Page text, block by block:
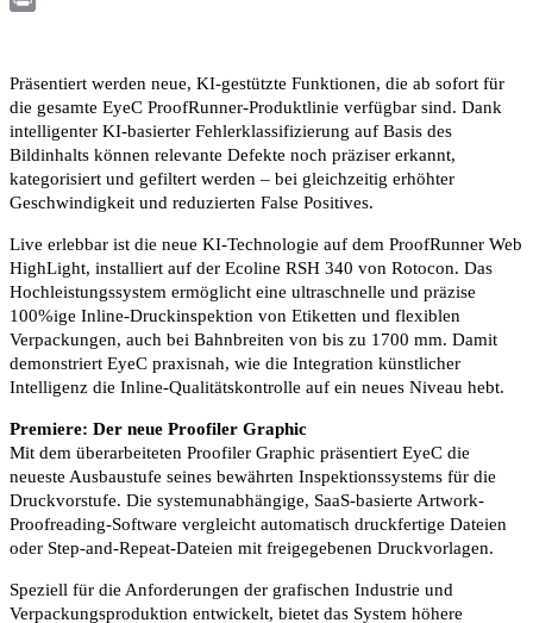
Präsentiert werden neue, KI-gestützte Funktionen, die ab sofort für
die gesamte EyeC ProofRunner-Produktlinie verfügbar sind. Dank
intelligenter KI-basierter Fehlerklassifizierung auf Basis des
Bildinhalts können relevante Defekte noch präziser erkannt,
kategorisiert und gefiltert werden – bei gleichzeitig erhöhter
Geschwindigkeit und reduzierten False Positives.
Live erlebbar ist die neue KI-Technologie auf dem ProofRunner Web
HighLight, installiert auf der Ecoline RSH 340 von Rotocon. Das
Hochleistungssystem ermöglicht eine ultraschnelle und präzise
100%ige Inline-Druckinspektion von Etiketten und flexiblen
Verpackungen, auch bei Bahnbreiten von bis zu 1700 mm. Damit
demonstriert EyeC praxisnah, wie die Integration künstlicher
Intelligenz die Inline-Qualitätskontrolle auf ein neues Niveau hebt.
Premiere: Der neue Proofiler Graphic
Mit dem überarbeiteten Proofiler Graphic präsentiert EyeC die
neueste Ausbaustufe seines bewährten Inspektionssystems für die
Druckvorstufe. Die systemunabhängige, SaaS-basierte Artwork-
Proofreading-Software vergleicht automatisch druckfertige Dateien
oder Step-and-Repeat-Dateien mit freigegebenen Druckvorlagen.
Speziell für die Anforderungen der grafischen Industrie und
Verpackungsproduktion entwickelt, bietet das System höhere